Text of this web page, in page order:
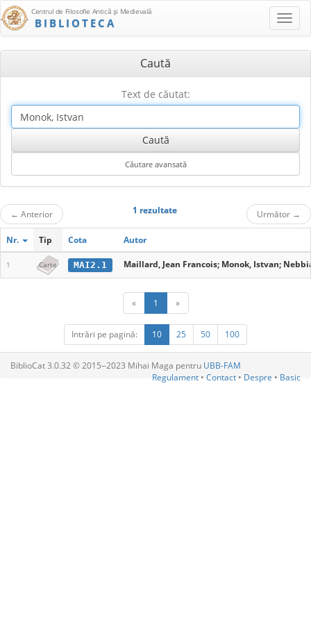
Centrul de Filosofie Antică şi Medievală
BIBLIOTECA
Caută
Text de căutat:
← Anterior 1 rezultate Următor →
Nr. Tip Cota Autor
1 Carte MAI2.1 Maillard, Jean Francois; Monok, Istvan;
« 1 »
Intrări pe pagină: 10 25 50 100
BiblioCat 3.0.32 © 2015‒2023 Mihai Maga pentru UBB-FAM
Regulament • Contact • Despre • Basic